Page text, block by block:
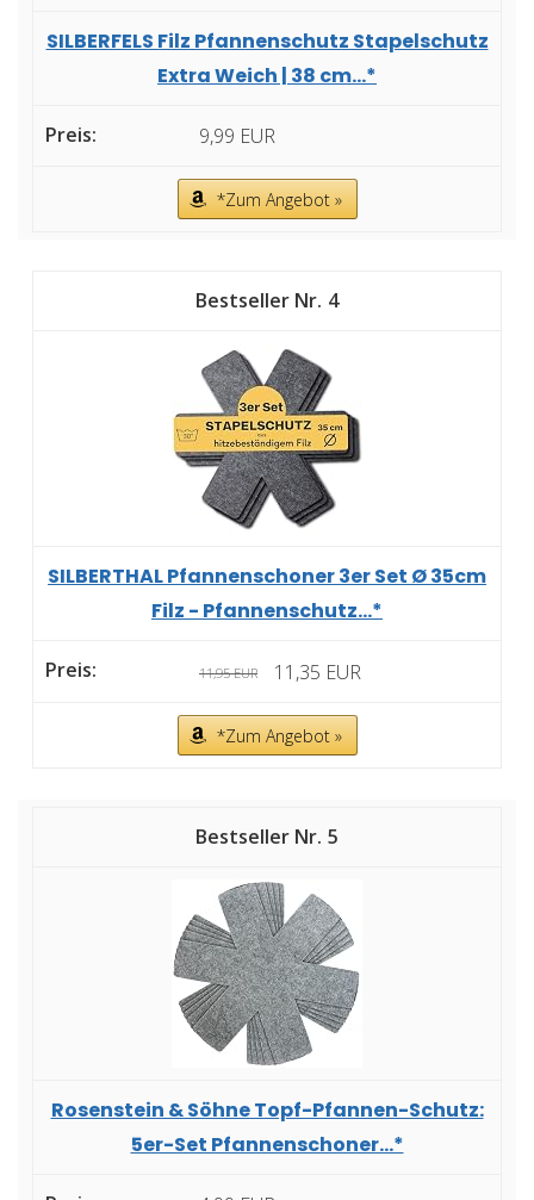
SILBERFELS Filz Pfannenschutz Stapelschutz
Extra Weich | 38 cm...*
9,99 EUR
*Zum Angebot »
4
SILBERTHAL Pfannenschoner 3er Set Ø 35cm
Filz - Pfannenschutz...*
11,95 EUR 11,35 EUR
*Zum Angebot »
5
Rosenstein & Söhne Topf-Pfannen-Schutz:
5er-Set Pfannenschoner...*